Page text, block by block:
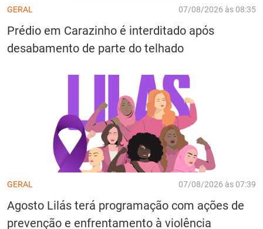
GERAL 07/08/2026 às 08:35
Prédio em Carazinho é interditado após
desabamento de parte do telhado
GERAL 07/08/2026 às 07:39
Agosto Lilás terá programação com ações de
prevenção e enfrentamento à violência